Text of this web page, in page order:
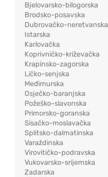
Bjelovarsko-bilogorska
Brodsko-posavska
Dubrovačko-neretvanska
Istarska
Karlovačka
Koprivničko-križevačka
Krapinsko-zagorska
Ličko-senjska
Međimurska
Osječko-baranjska
Požeško-slavonska
Primorsko-goranska
Sisačko-moslavačka
Splitsko-dalmatinska
Varaždinska
Virovitičko-podravska
Vukovarsko-srijemska
Zadarska